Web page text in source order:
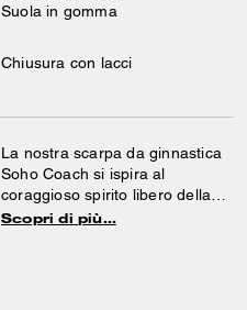
Suola in gomma
Chiusura con lacci
La nostra scarpa da ginnastica
Soho Coach si ispira al
coraggioso spirito libero della
nostra città natale di New York
Scopri di più…